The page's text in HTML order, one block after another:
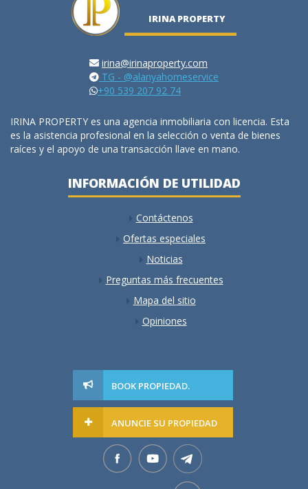
IRINA PROPERTY
irina@irinaproperty.com
TG - @alanyahomeservice
+90 539 207 92 74
IRINA PROPERTY es una agencia inmobiliaria con licencia. Esta
es la asistencia profesional en la selección o venta de bienes
raíces y el apoyo de una transacción llave en mano.
INFORMACIÓN DE UTILIDAD
Contáctenos
Ofertas especiales
Noticias
Preguntas más frecuentes
Mapa del sitio
Opiniones
BOOK PROPIEDAD.
ANUNCIE SU PROPIEDAD